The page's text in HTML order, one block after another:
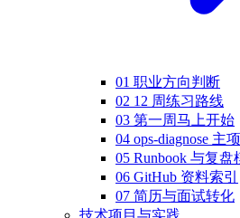
01 职业方向判断
02 12 周练习路线
03 第一周马上开始
04 ops-diagnose 主
05 Runbook 与复盘
06 GitHub 资料索引
07 简历与面试转化
技术项目与实践